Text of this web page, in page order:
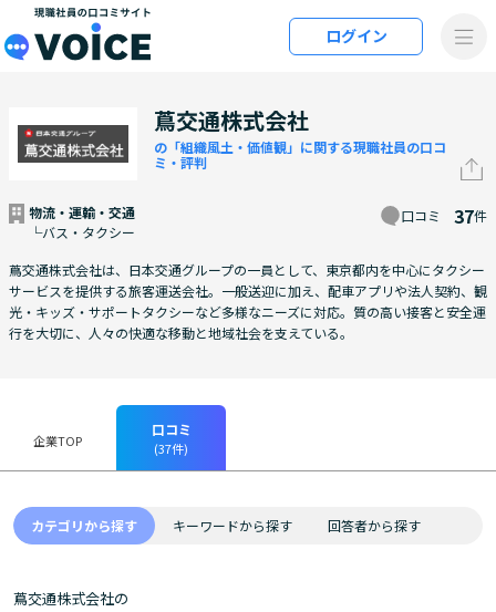
メインコンテンツにスキップ
ログイン
蔦交通株式会社
の「組織風土・価値観」に関する現職社員の口コ
ミ・評判
物流・運輸・交通
└バス・タクシー
口コミ 37件
蔦交通株式会社は、日本交通グループの一員として、東京都内を中心にタクシー
サービスを提供する旅客運送会社。一般送迎に加え、配車アプリや法人契約、観
光・キッズ・サポートタクシーなど多様なニーズに対応。質の高い接客と安全運
行を大切に、人々の快適な移動と地域社会を支えている。
企業TOP
口コミ
(37件)
カテゴリから探す キーワードから探す 回答者から探す
蔦交通株式会社の